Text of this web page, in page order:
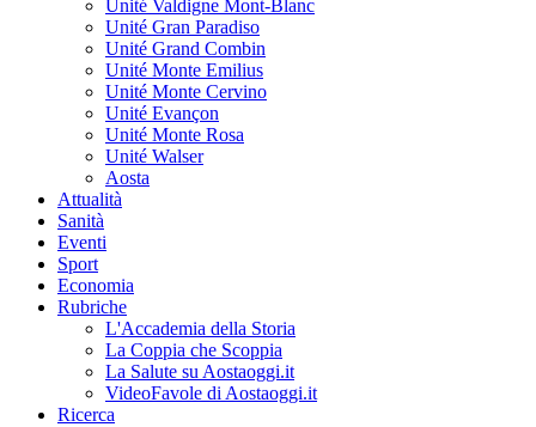
Unité Valdigne Mont-Blanc
Unité Gran Paradiso
Unité Grand Combin
Unité Monte Emilius
Unité Monte Cervino
Unité Evançon
Unité Monte Rosa
Unité Walser
Aosta
Attualità
Sanità
Eventi
Sport
Economia
Rubriche
L'Accademia della Storia
La Coppia che Scoppia
La Salute su Aostaoggi.it
VideoFavole di Aostaoggi.it
Ricerca